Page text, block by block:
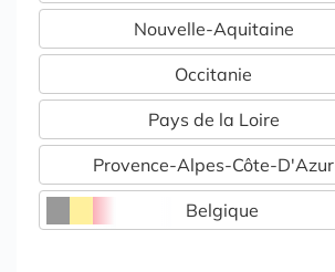
Nouvelle-Aquitaine
Occitanie
Pays de la Loire
Provence-Alpes-Côte-D'Azur
Belgique